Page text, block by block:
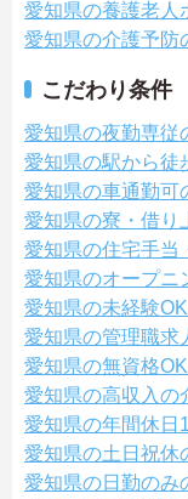
愛知県の養護老人
愛知県の介護予防
こだわり条件
愛知県の夜勤専従
愛知県の駅から徒
愛知県の車通勤可
愛知県の寮・借り
愛知県の住宅手当
愛知県のオープニ
愛知県の未経験
愛知県の管理職求
愛知県の無資格
愛知県の高収入の
愛知県の年間休日
愛知県の土日祝休
愛知県の日勤のみ